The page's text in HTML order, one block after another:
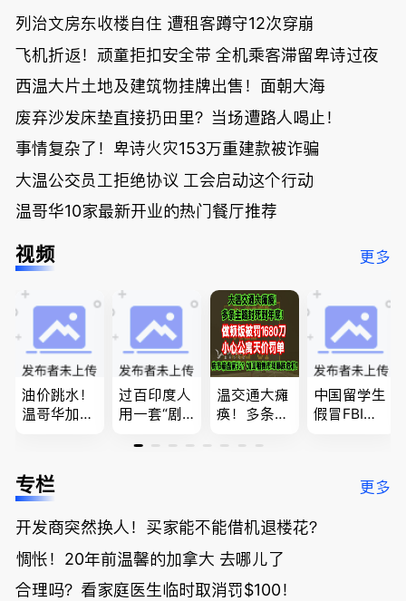
列治文房东收楼自住 遭租客蹲守12次穿崩
飞机折返！顽童拒扣安全带 全机乘客滞留卑诗过夜
西温大片土地及建筑物挂牌出售！面朝大海
废弃沙发床垫直接扔田里？当场遭路人喝止！
事情复杂了！卑诗火灾153万重建款被诈骗
大温公交员工拒绝协议 工会启动这个行动
温哥华10家最新开业的热门餐厅推荐
视频 更多
油价跳水！
温哥华加油
低；免费狂
送50万磅蔬
温“丑陋土
豆日”冲击
吉尼斯纪
录；惨！留
过百印度人
用一套“剧
官：太假
欠款多出$1
9万；突
发！无辜男
孩温哥华市
温交通大瘫
痪！多条主
底；做顿饭
单；房市崩
盘前兆？加
国租赁市场
恐迎暴跌危
中国留学生
假冒FBI上
夫妻住进殡
专栏 更多
开发商突然换人！买家能不能借机退楼花？
惆怅！20年前温馨的加拿大 去哪儿了
合理吗？看家庭医生临时取消罚$100！